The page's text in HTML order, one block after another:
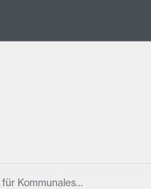
Kommunales…